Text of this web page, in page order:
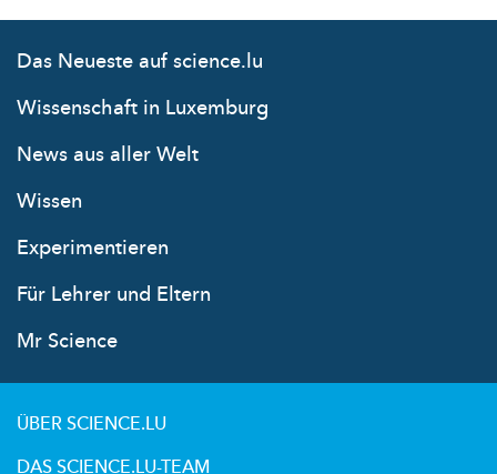
Das Neueste auf science.lu
Wissenschaft in Luxemburg
News aus aller Welt
Wissen
Experimentieren
Für Lehrer und Eltern
Mr Science
ÜBER SCIENCE.LU
DAS SCIENCE.LU-TEAM